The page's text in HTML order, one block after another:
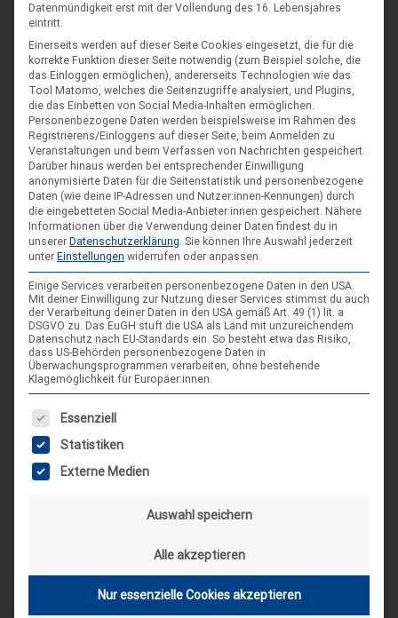
Kongress 2019 – Die Frankenstein
Prophezeihung
26. September 2019
Datenmündigkeit erst mit der Vollendung des 16. Lebensjahres
eintritt.
Einerseits werden auf dieser Seite Cookies eingesetzt, die für die
korrekte Funktion dieser Seite notwendig (zum Beispiel solche, die
das Einloggen ermöglichen), andererseits Technologien wie das
Tool Matomo, welches die Seitenzugriffe analysiert, und Plugins,
die das Einbetten von Social Media-Inhalten ermöglichen.
Personenbezogene Daten werden beispielsweise im Rahmen des
Registrierens/Einloggens auf dieser Seite, beim Anmelden zu
Veranstaltungen und beim Verfassen von Nachrichten gespeichert.
Darüber hinaus werden bei entsprechender Einwilligung
anonymisierte Daten für die Seitenstatistik und personenbezogene
Daten (wie deine IP-Adressen und Nutzer:innen-Kennungen) durch
die eingebetteten Social Media-Anbieter:innen gespeichert. Nähere
Informationen über die Verwendung deiner Daten findest du in
unserer Datenschutzerklärung. Sie können Ihre Auswahl jederzeit
unter Einstellungen widerrufen oder anpassen.
Einige Services verarbeiten personenbezogene Daten in den USA.
Mit deiner Einwilligung zur Nutzung dieser Services stimmst du auch
der Verarbeitung deiner Daten in den USA gemäß Art. 49 (1) lit. a
DSGVO zu. Das EuGH stuft die USA als Land mit unzureichendem
Datenschutz nach EU-Standards ein. So besteht etwa das Risiko,
dass US-Behörden personenbezogene Daten in
Überwachungsprogrammen verarbeiten, ohne bestehende
Klagemöglichkeit für Europäer:innen.
Es folgt eine Liste der Service-Gruppen, für die eine
Essenziell
Statistiken
Externe Medien
Auswahl speichern
Alle akzeptieren
Nur essenzielle Cookies akzeptieren